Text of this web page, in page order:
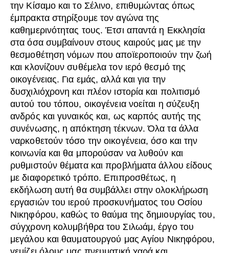
την Κίσαμο και το Σέλινο, επιθυμώντας όπως
έμπρακτα στηρίξουμε τον αγώνα της
καθημερινότητας τους. Έτσι απαντά η Εκκλησία
στα όσα συμβαίνουν στους καιρούς μας με την
θεσμοθέτηση νόμων που αποϊεροποιούν την ζωή
και κλονίζουν συθέμελα τον ιερό θεσμό της
οικογένειας. Για εμάς, αλλά και για την
δυσχιλιόχρονη και πλέον ιστορία και πολιτισμό
αυτού του τόπου, οικογένεια νοείται η σύζευξη
ανδρός και γυναικός και, ως καρπός αυτής της
συνένωσης, η απόκτηση τέκνων. Όλα τα άλλα
ναρκοθετούν τόσο την οικογένεια, όσο και την
κοινωνία και θα μπορούσαν να λυθούν και
ρυθμιστούν θέματα και προβλήματα άλλου είδους
με διαφορετικό τρόπο. Επιπροσθέτως, η
εκδήλωση αυτή θα συμβάλλει στην ολοκλήρωση
εργασιών του ιερού προσκυνήματος του Οσίου
Νικηφόρου, καθώς το θαύμα της δημιουργίας του,
σύγχρονη κολυμβήθρα του Σιλωάμ, έργο του
μεγάλου και θαυματουργού μας Αγίου Νικηφόρου,